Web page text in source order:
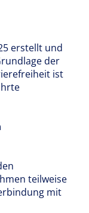
erstellt und
der
ist
teilweise
mit